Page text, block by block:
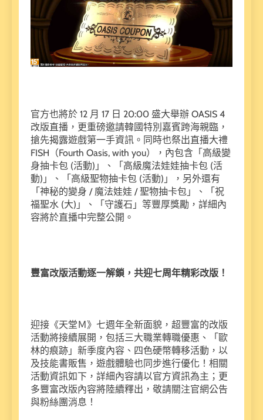
官方也將於 12 月 17 日 20:00 盛大舉辦 OASIS 4
改版直播，更重磅邀請韓國特別嘉賓跨海親臨，
搶先揭露遊戲第一手資訊。同時也祭出直播大禮
FISH（Fourth Oasis, with you），內包含「高級變
身抽卡包 (活動)」、「高級魔法娃娃抽卡包 (活
動)」、「高級聖物抽卡包 (活動)」，另外還有
「神秘的變身 / 魔法娃娃 / 聖物抽卡包」、「祝
福聖水 (大)」、「守護石」等豐厚獎勵，詳細內
容將於直播中完整公開。
豐富改版活動逐一解鎖，共迎七周年精彩改版！
迎接《天堂Ｍ》七週年全新面貌，超豐富的改版
活動將接續展開，包括三大職業轉職優惠、「歐
林的痕跡」新季度內容、四色硬幣轉移活動，以
及技能書販售，遊戲體驗也同步進行優化！相關
活動資訊如下，詳細內容請以官方資訊為主；更
多豐富改版內容將陸續釋出，敬請關注官網公告
與粉絲團消息！